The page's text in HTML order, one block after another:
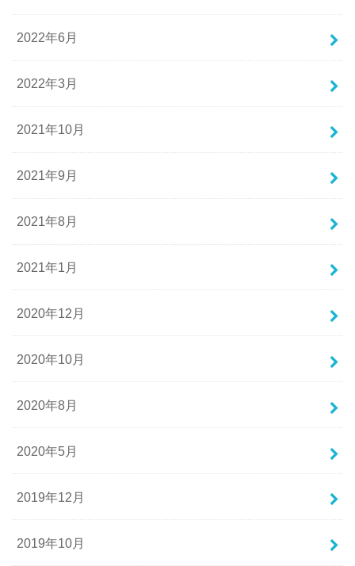
2022年6月
2022年3月
2021年10月
2021年9月
2021年8月
2021年1月
2020年12月
2020年10月
2020年8月
2020年5月
2019年12月
2019年10月